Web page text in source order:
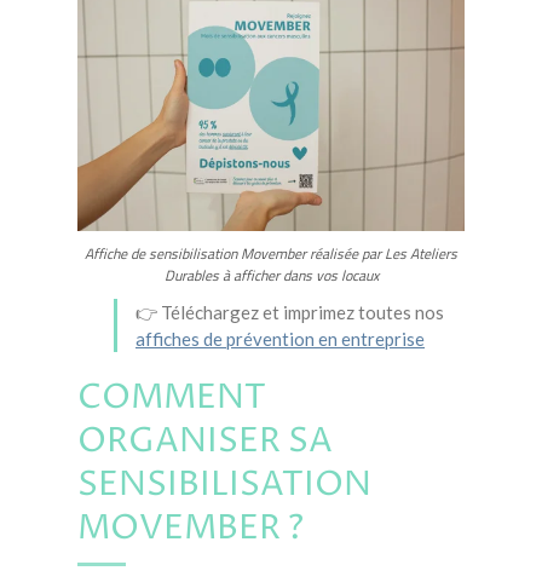
Affiche de sensibilisation Movember réalisée par Les Ateliers
Durables à afficher dans vos locaux
👉 Téléchargez et imprimez toutes nos
affiches de prévention en entreprise
COMMENT
ORGANISER SA
SENSIBILISATION
MOVEMBER ?